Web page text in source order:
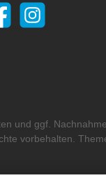
und ggf.
vorbehalten.